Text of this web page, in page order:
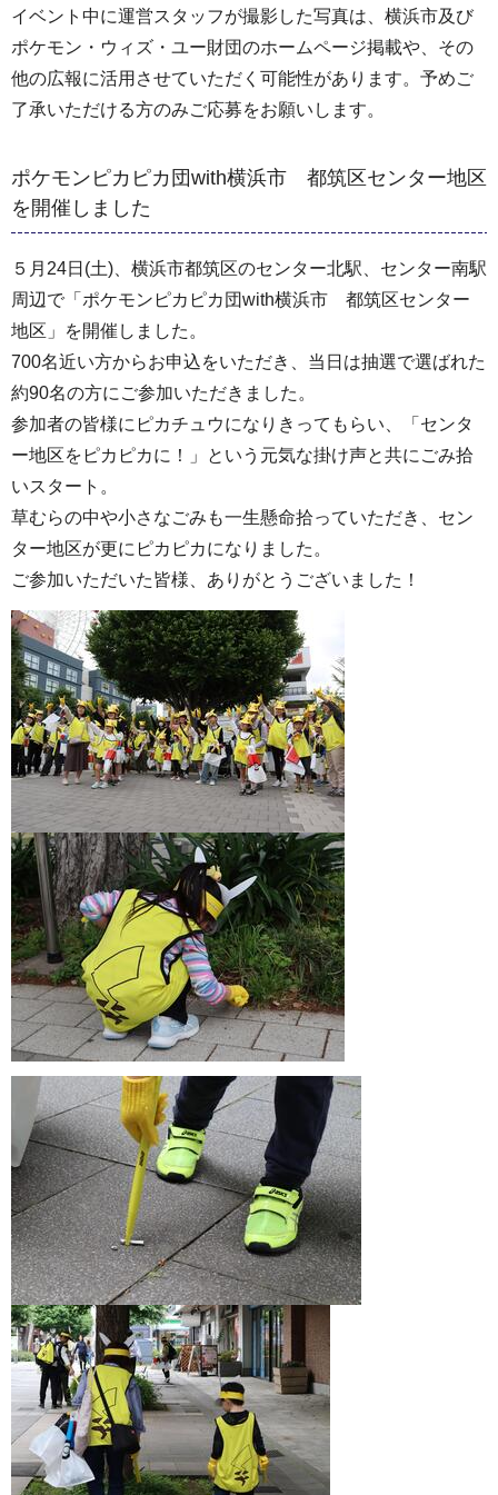
イベント中に運営スタッフが撮影した写真は、横浜市及び
ポケモン・ウィズ・ユー財団のホームページ掲載や、その
他の広報に活用させていただく可能性があります。予めご
了承いただける方のみご応募をお願いします。
ポケモンピカピカ団with横浜市 都筑区センター地区
を開催しました
５月24日(土)、横浜市都筑区のセンター北駅、センター南駅
周辺で「ポケモンピカピカ団with横浜市 都筑区センター
地区」を開催しました。
700名近い方からお申込をいただき、当日は抽選で選ばれた
約90名の方にご参加いただきました。
参加者の皆様にピカチュウになりきってもらい、「センタ
ー地区をピカピカに！」という元気な掛け声と共にごみ拾
いスタート。
草むらの中や小さなごみも一生懸命拾っていただき、セン
ター地区が更にピカピカになりました。
ご参加いただいた皆様、ありがとうございました！